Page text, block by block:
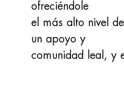
ofreciéndole
el más alto nivel
un apoyo y
comunidad leal, y